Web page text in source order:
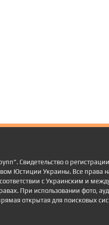
Свидетельство о
Юстиции Украины. Все права
с Украинским и
При использовании фото,
открытая для поисковых